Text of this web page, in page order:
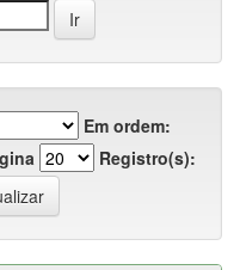
Em ordem:
Registro(s):